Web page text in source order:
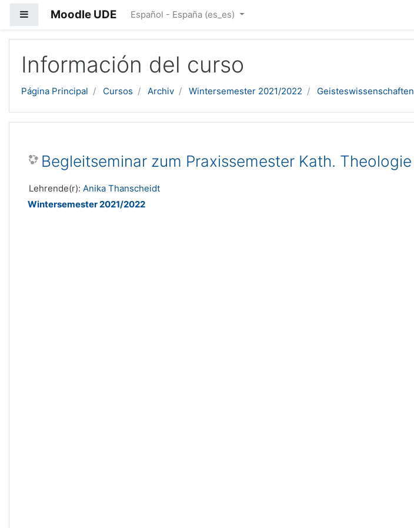
Panel lateral
Moodle UDE Español - España ‎(es_es)‎
Información del curso
Página Principal Cursos Archiv Wintersemester 2021/2022 Geisteswissenschaften
Begleitseminar zum Praxissemester Kath. Theologie
Lehrende(r): Anika Thanscheidt
Wintersemester 2021/2022